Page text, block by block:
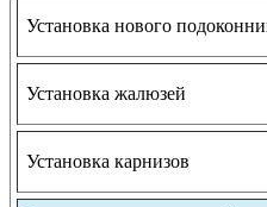
Установка нового
Установка жалюзей
Установка карнизов